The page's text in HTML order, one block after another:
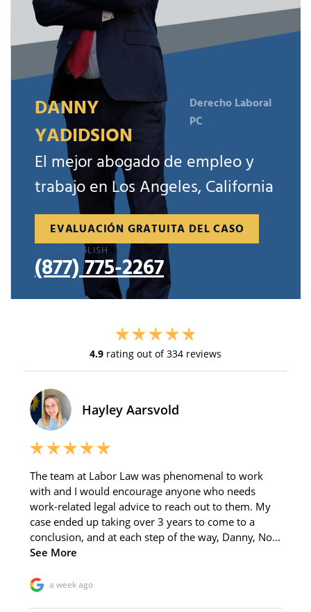
DANNY
YADIDSION
Derecho Laboral
PC
El mejor abogado de empleo y
trabajo en Los Angeles, California
EVALUACIÓN GRATUITA DEL CASO
SPEAK ENGLISH
(877) 775-2267